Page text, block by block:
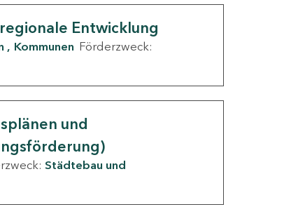
Entwicklung
Kommunen Förderzweck:
und
Städtebau und